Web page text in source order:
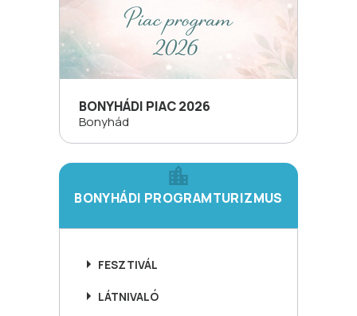
BONYHÁDI PIAC 2026
Bonyhád
BONYHÁDI PROGRAMTURIZMUS
FESZTIVÁL
LÁTNIVALÓ